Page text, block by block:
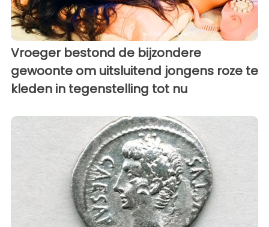
Vroeger bestond de bijzondere
gewoonte om uitsluitend jongens roze te
kleden in tegenstelling tot nu